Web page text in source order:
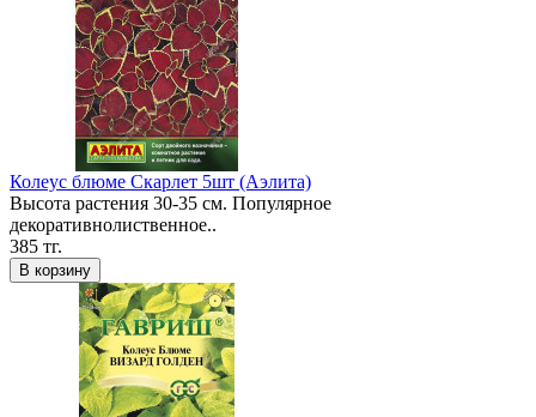
Колеус блюме Скарлет 5шт (Аэлита)
Высота растения 30-35 см. Популярное
декоративнолиственное..
385 тг.
В корзину